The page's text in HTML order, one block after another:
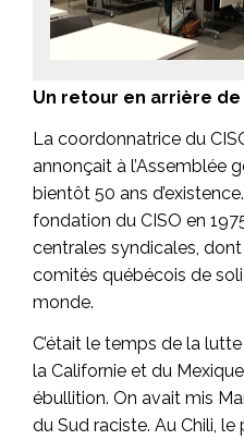
Un retour en arrière de
La coordonnatrice du
annonçait à l’Assemblée
bientôt 50 ans
fondation du CISO en
centrales syndicales,
comités québécois de
monde.
C’était le temps de la
la Californie et du
ébullition. On avait mis
du Sud raciste. Au Chili,